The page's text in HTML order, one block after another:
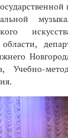
Учебно-